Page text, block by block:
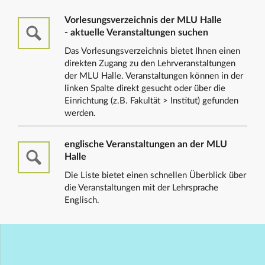
Vorlesungsverzeichnis der MLU Halle
- aktuelle Veranstaltungen suchen
Das Vorlesungsverzeichnis bietet Ihnen einen
direkten Zugang zu den Lehrveranstaltungen
der MLU Halle. Veranstaltungen können in der
linken Spalte direkt gesucht oder über die
Einrichtung (z.B. Fakultät > Institut) gefunden
werden.
englische Veranstaltungen an der MLU
Halle
Die Liste bietet einen schnellen Überblick über
die Veranstaltungen mit der Lehrsprache
Englisch.